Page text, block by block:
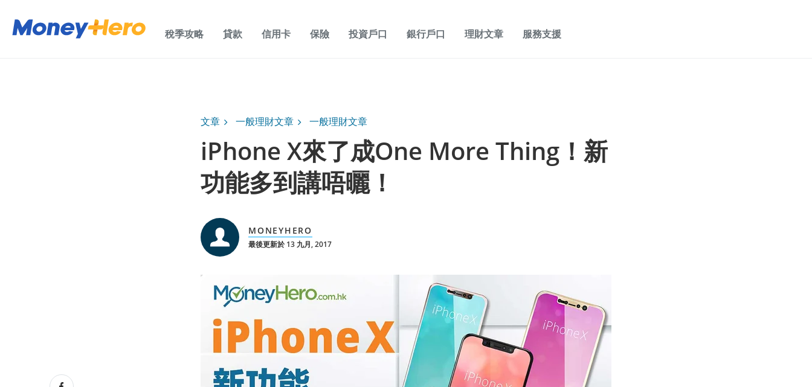
稅季攻略 貸款 信用卡 保險 投資戶口 銀行戶口 理財文章 服務支援
文章 一般理財文章 一般理財文章
iPhone X來了成One More Thing！新
功能多到講唔曬！
MONEYHERO
最後更新於 13 九月, 2017